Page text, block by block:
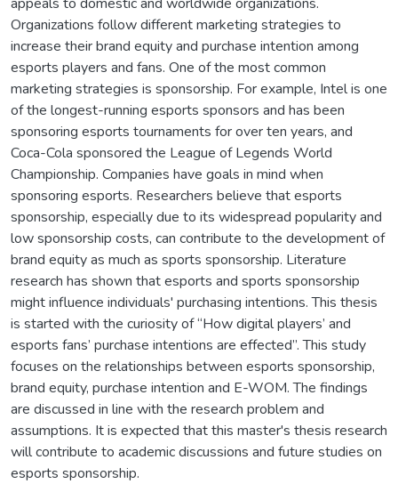
Organizations follow different marketing strategies to
increase their brand equity and purchase intention among
esports players and fans. One of the most common
marketing strategies is sponsorship. For example, Intel is one
of the longest-running esports sponsors and has been
sponsoring esports tournaments for over ten years, and
Coca-Cola sponsored the League of Legends World
Championship. Companies have goals in mind when
sponsoring esports. Researchers believe that esports
sponsorship, especially due to its widespread popularity and
low sponsorship costs, can contribute to the development of
brand equity as much as sports sponsorship. Literature
research has shown that esports and sports sponsorship
might influence individuals' purchasing intentions. This thesis
is started with the curiosity of “How digital players’ and
esports fans’ purchase intentions are effected”. This study
focuses on the relationships between esports sponsorship,
brand equity, purchase intention and E-WOM. The findings
are discussed in line with the research problem and
assumptions. It is expected that this master's thesis research
will contribute to academic discussions and future studies on
esports sponsorship.